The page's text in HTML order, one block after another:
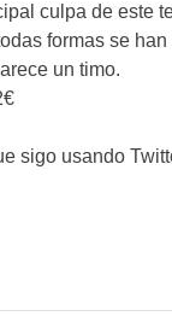
culpa de este
formas se
un timo.
sigo usando